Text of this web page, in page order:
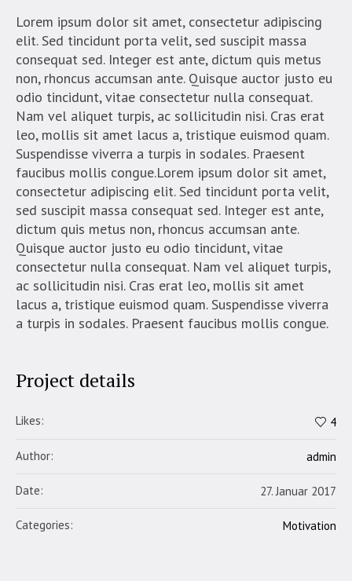
Lorem ipsum dolor sit amet, consectetur adipiscing
elit. Sed tincidunt porta velit, sed suscipit massa
consequat sed. Integer est ante, dictum quis metus
non, rhoncus accumsan ante. Quisque auctor justo eu
odio tincidunt, vitae consectetur nulla consequat.
Nam vel aliquet turpis, ac sollicitudin nisi. Cras erat
leo, mollis sit amet lacus a, tristique euismod quam.
Suspendisse viverra a turpis in sodales. Praesent
faucibus mollis congue.Lorem ipsum dolor sit amet,
consectetur adipiscing elit. Sed tincidunt porta velit,
sed suscipit massa consequat sed. Integer est ante,
dictum quis metus non, rhoncus accumsan ante.
Quisque auctor justo eu odio tincidunt, vitae
consectetur nulla consequat. Nam vel aliquet turpis,
ac sollicitudin nisi. Cras erat leo, mollis sit amet
lacus a, tristique euismod quam. Suspendisse viverra
a turpis in sodales. Praesent faucibus mollis congue.
Project details
Likes: 4
Author: admin
Date: 27. Januar 2017
Categories: Motivation